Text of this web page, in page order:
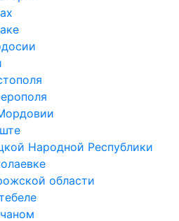
Народной Республики
области